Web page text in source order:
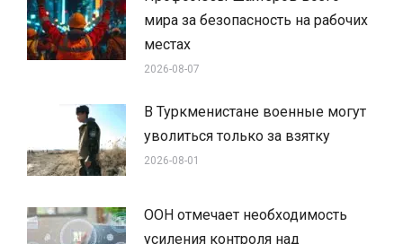
мира за безопасность на рабочих
местах
2026-08-07
В Туркменистане военные могут
уволиться только за взятку
2026-08-01
ООН отмечает необходимость
усиления контроля над